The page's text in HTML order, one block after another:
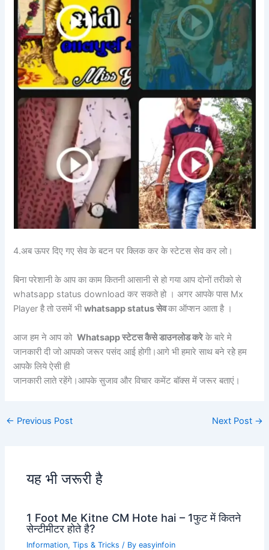
4.अब ऊपर दिए गए सेव के बटन पर क्लिक कर के स्टेटस सेव कर लो।
बिना परेशानी के आप का काम कितनी आसानी से हो गया आप दोनों तरीको से
whatsapp status download कर सकते हो । अगर आपके पास Mx
Player है तो उसमें भीwhatsapp status सेवका ऑप्शन आता है ।
आज हम ने आप कोWhatsapp स्टेटस कैसे डाउनलोड करेके बारे मे
जानकारी दी जो आपको जरूर पसंद आई होगी।आगे भी हमारे साथ बने रहेे हम
आपकेे लिये ऐसी ही
जानकारी लाते रहेंगे।आपके सुजाव और विचार कमेंट बॉक्स में जरूर बताएं।
← Previous Post Next Post →
यह भी जरूरी है
1 Foot Me Kitne CM Hote hai – 1फुट में कितने
सेन्टीमीटर होते है?
Information,Tips & Tricks / Byeasyinfoin